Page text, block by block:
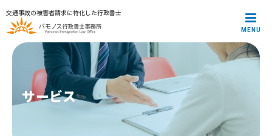
交通事故の被害者請求に特化した行政書士
MENU
サービス
メインメニュー
トップページ
代表プロフィール
サービス案内
解決事例